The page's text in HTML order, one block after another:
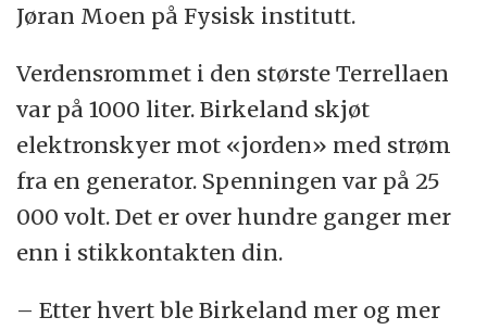
Jøran Moen på Fysisk institutt.
Verdensrommet i den største Terrellaen
var på 1000 liter. Birkeland skjøt
elektronskyer mot «jorden» med strøm
fra en generator. Spenningen var på 25
000 volt. Det er over hundre ganger mer
enn i stikkontakten din.
– Etter hvert ble Birkeland mer og mer